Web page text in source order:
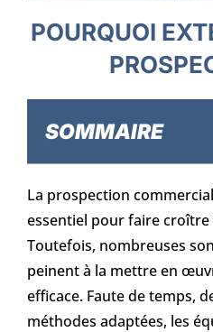
POURQUOI
SOMMAIRE
La prospection
essentiel pour faire
Toutefois, nombreuses
peinent à la mettre en
efficace. Faute de temps,
méthodes adaptées, les